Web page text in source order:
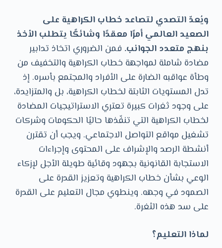
ويُعدّ التصدي لتصاعد خطاب الكراهية على
الصعيد العالمي أمرًا معقدًا وشائكًا يتطلب الأخذ
بنهج متعدد الجوانب. فمن الضروري اتخاذ تدابير
مضادة شاملة لمواجهة خطاب الكراهية والتخفيف من
وطأة عواقبه الضارة على الأفراد والمجتمع بأسره. إذ
تدل المستويات الثابتة لخطاب الكراهية، بل والمتزايدة،
على وجود ثغرات كبيرة تعتري الاستراتيجيات المضادة
لخطاب الكراهية التي تنفّذها حاليًا الحكومات وشركات
تشغيل مواقع التواصل الاجتماعي. ويجب أن تقترن
أنشطة الرصد والإشراف على المحتوى وإجراءات
الاستجابة القانونية بجهود وقائية طويلة الأجل لإزكاء
الوعي بشأن خطاب الكراهية وتعزيز القدرة على
الصمود في وجهه. وينطوي مجال التعليم على القدرة
على سد هذه الثغرة.
لماذا التعليم؟